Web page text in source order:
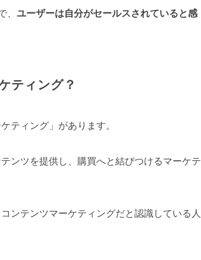
、 ユーザーは自分がセールスされていると感
ティング？
ティング」があります。
ンツを提供し、購買へと結びつけるマーケテ
ンテンツマーケティングだと認識している人